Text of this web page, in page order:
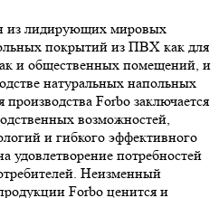
из лидирующих мировых
покрытий из ПВХ как для
и общественных помещений, и
натуральных напольных
Forbo заключается
возможностей,
и гибкого эффективного
удовлетворение потребностей
Неизменный
Forbo ценится и